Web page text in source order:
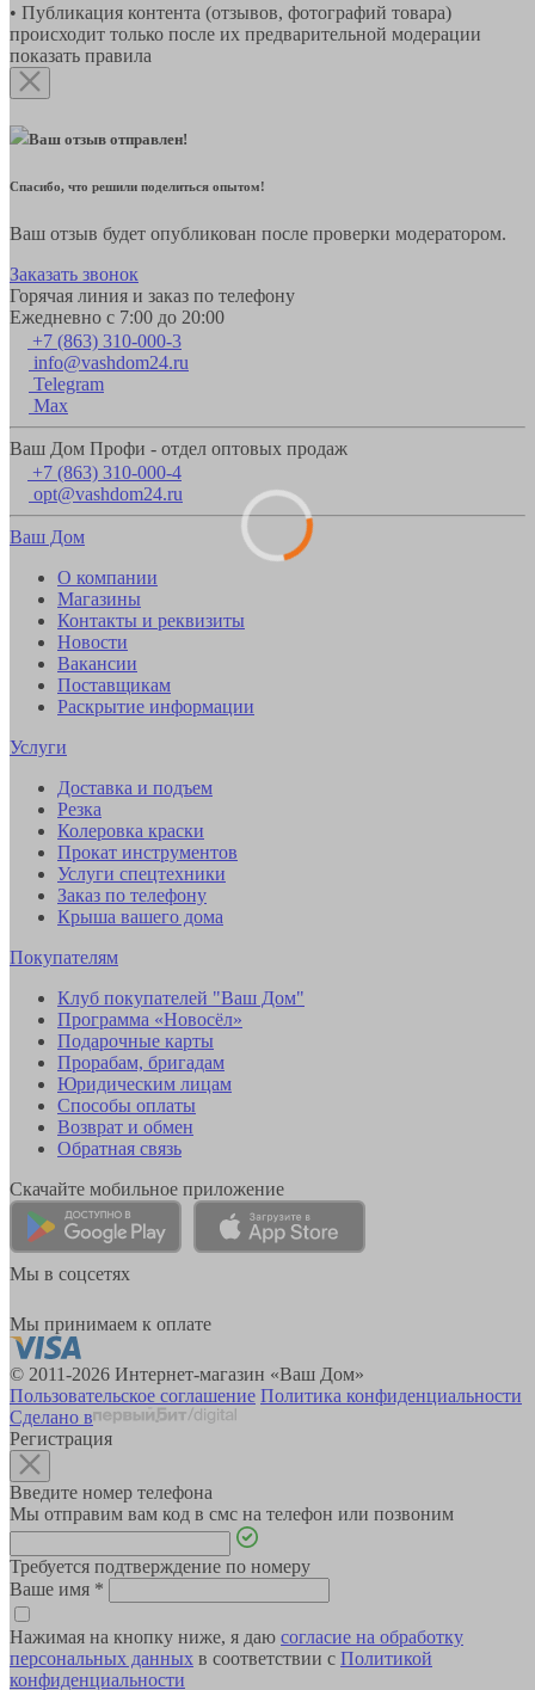
• Публикация контента (отзывов, фотографий товара)
происходит только после их предварительной модерации
показать правила
Ваш отзыв отправлен!
Спасибо, что решили поделиться опытом!
Ваш отзыв будет опубликован после проверки модератором.
Заказать звонок
Горячая линия и заказ по телефону
Ежедневно с 7:00 до 20:00
+7 (863) 310-000-3
info@vashdom24.ru
Telegram
Max
Ваш Дом Профи - отдел оптовых продаж
+7 (863) 310-000-4
opt@vashdom24.ru
Ваш Дом
О компании
Магазины
Контакты и реквизиты
Новости
Вакансии
Поставщикам
Раскрытие информации
Услуги
Доставка и подъем
Резка
Колеровка краски
Прокат инструментов
Услуги спецтехники
Заказ по телефону
Крыша вашего дома
Покупателям
Клуб покупателей "Ваш Дом"
Программа «Новосёл»
Подарочные карты
Прорабам, бригадам
Юридическим лицам
Способы оплаты
Возврат и обмен
Обратная связь
Скачайте мобильное приложение
Мы в соцсетях
Мы принимаем к оплате
© 2011-2026 Интернет-магазин «Ваш Дом»
Пользовательское соглашение Политика конфиденциальности
Сделано в
Регистрация
Введите номер телефона
Мы отправим вам код в смс на телефон или позвоним
Требуется подтверждение по номеру
Ваше имя *
Нажимая на кнопку ниже, я даю согласие на обработку
персональных данных в соответствии с Политикой
конфиденциальности